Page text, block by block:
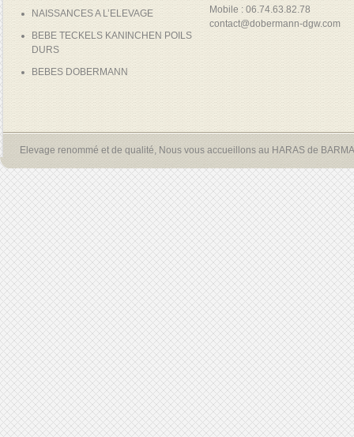
NAISSANCES A L’ELEVAGE
BEBE TECKELS KANINCHEN POILS
DURS
BEBES DOBERMANN
Mobile : 06.74.63.82.78
contact@dobermann-dgw.com
Elevage renommé et de qualité, Nous vous accueillons au HARAS de